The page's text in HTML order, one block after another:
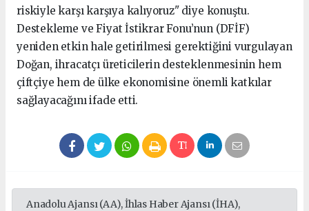
riskiyle karşı karşıya kalıyoruz" diye konuştu.
Destekleme ve Fiyat İstikrar Fonu’nun (DFİF)
yeniden etkin hale getirilmesi gerektiğini vurgulayan
Doğan, ihracatçı üreticilerin desteklenmesinin hem
çiftçiye hem de ülke ekonomisine önemli katkılar
sağlayacağını ifade etti.
Anadolu Ajansı (AA), İhlas Haber Ajansı (İHA),